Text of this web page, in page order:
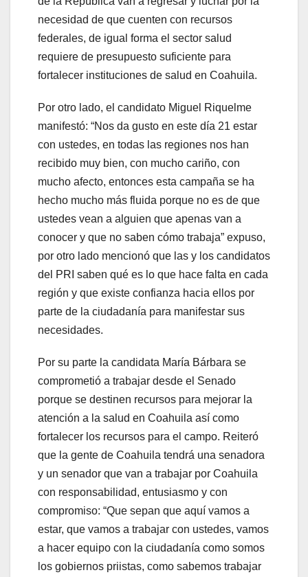
necesidad de que cuenten con recursos
federales, de igual forma el sector salud
requiere de presupuesto suficiente para
fortalecer instituciones de salud en Coahuila.
Por otro lado, el candidato Miguel Riquelme
manifestó: “Nos da gusto en este día 21 estar
con ustedes, en todas las regiones nos han
recibido muy bien, con mucho cariño, con
mucho afecto, entonces esta campaña se ha
hecho mucho más fluida porque no es de que
ustedes vean a alguien que apenas van a
conocer y que no saben cómo trabaja” expuso,
por otro lado mencionó que las y los candidatos
del PRI saben qué es lo que hace falta en cada
región y que existe confianza hacia ellos por
parte de la ciudadanía para manifestar sus
necesidades.
Por su parte la candidata María Bárbara se
comprometió a trabajar desde el Senado
porque se destinen recursos para mejorar la
atención a la salud en Coahuila así como
fortalecer los recursos para el campo. Reiteró
que la gente de Coahuila tendrá una senadora
y un senador que van a trabajar por Coahuila
con responsabilidad, entusiasmo y con
compromiso: “Que sepan que aquí vamos a
estar, que vamos a trabajar con ustedes, vamos
a hacer equipo con la ciudadanía como somos
los gobiernos priistas, como sabemos trabajar